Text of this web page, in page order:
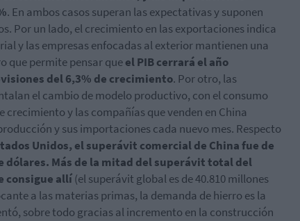
. En ambos casos superan las expectativas y suponen
Por un lado, el crecimiento en las exportaciones indica
y las empresas enfocadas al exterior mantienen una
que permite pensar queel PIB cerrará el año
del 6,3% de crecimiento. Por otro, las
el cambio de modelo productivo, con el consumo
crecimiento y las compañías que venden en China
y sus importaciones cada nuevo mes. Respecto
Unidos, el superávit comercial de China fue de
dólares. Más de la mitad del superávit total del
consigue allí(el superávit global es de 40.810 millones
a las materias primas, la demanda de hierro es la
sobre todo gracias al incremento en la construcción